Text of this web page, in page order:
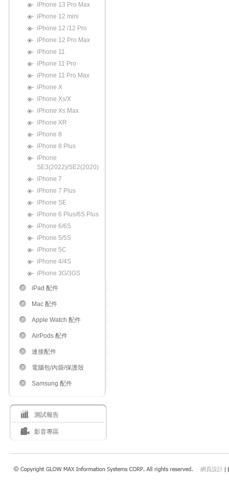
iPhone 13 Pro Max
iPhone 12 mini
iPhone 12 /12 Pro
iPhone 12 Pro Max
iPhone 11
iPhone 11 Pro
iPhone 11 Pro Max
iPhone X
iPhone Xs/X
iPhone Xs Max
iPhone XR
iPhone 8
iPhone 8 Plus
iPhone
SE3(2022)/SE2(2020)
iPhone 7
iPhone 7 Plus
iPhone SE
iPhone 6 Plus/6S Plus
iPhone 6/6S
iPhone 5/5S
iPhone 5C
iPhone 4/4S
iPhone 3G/3GS
iPad 配件
Mac 配件
Apple Watch 配件
AirPods 配件
連接配件
電腦包/內袋/保護殼
Samsung 配件
測試報告
影音專區
網頁設計 |